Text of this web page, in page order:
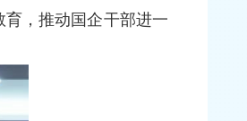
育，推动国企干部进一